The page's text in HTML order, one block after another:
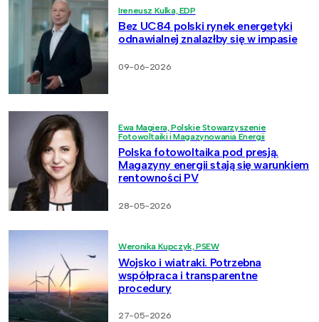
Ireneusz Kulka, EDP
Bez UC84 polski rynek energetyki
odnawialnej znalazłby się w impasie
09-06-2026
Ewa Magiera, Polskie Stowarzyszenie
Fotowoltaiki i Magazynowania Energii
Polska fotowoltaika pod presją.
Magazyny energii stają się warunkiem
rentowności PV
28-05-2026
Weronika Kupczyk, PSEW
Wojsko i wiatraki. Potrzebna
współpraca i transparentne
procedury
27-05-2026